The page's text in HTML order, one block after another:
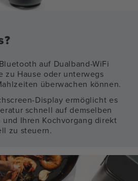
auf Dualband-WiFi
zu Hause oder unterwegs
überwachen können.
Display ermöglicht es
schnell auf demselben
Ihren Kochvorgang direkt
zu steuern.